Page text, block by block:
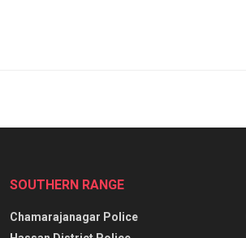
SOUTHERN RANGE
Chamarajanagar Police